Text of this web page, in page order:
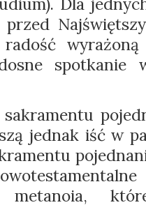
sakramentu
jednak iść w
metanoia,